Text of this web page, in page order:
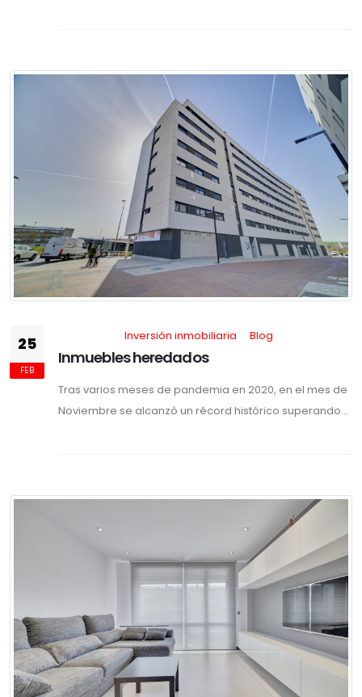
25
FEB
Inversión inmobiliaria Blog
Inmuebles heredados
Tras varios meses de pandemia en 2020, en el mes de
Noviembre se alcanzó un récord histórico superando...